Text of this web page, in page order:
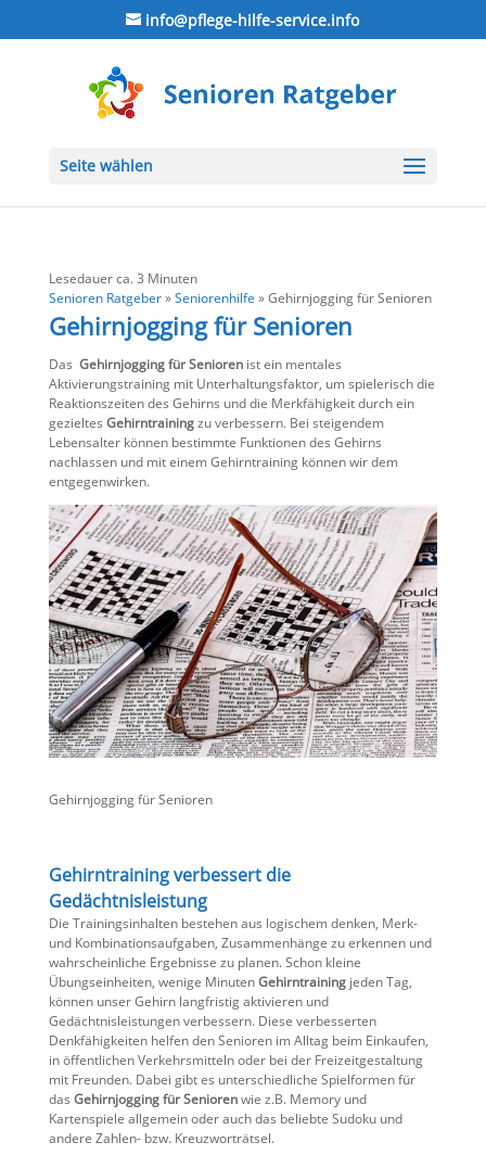
info@pflege-hilfe-service.info
Seite wählen
Lesedauer ca.3 Minuten
Senioren Ratgeber»Seniorenhilfe »Gehirnjogging für Senioren
Gehirnjogging für Senioren
Das Gehirnjogging für Seniorenist ein mentales
Aktivierungstraining mit Unterhaltungsfaktor, um spielerisch die
Reaktionszeiten des Gehirns und die Merkfähigkeit durch ein
gezieltes Gehirntrainingzu verbessern. Bei steigendem
Lebensalter können bestimmte Funktionen des Gehirns
nachlassen und mit einem Gehirntraining können wir dem
entgegenwirken.
Gehirnjogging für Senioren
Gehirntraining verbessert die
Gedächtnisleistung
Die Trainingsinhalten bestehen aus logischem denken, Merk-
und Kombinationsaufgaben, Zusammenhänge zu erkennen und
wahrscheinliche Ergebnisse zu planen. Schon kleine
Übungseinheiten, wenige MinutenGehirntrainingjeden Tag,
können unser Gehirn langfristig aktivieren und
Gedächtnisleistungen verbessern. Diese verbesserten
Denkfähigkeiten helfen den Senioren im Alltag beim Einkaufen,
in öffentlichen Verkehrsmitteln oder bei der Freizeitgestaltung
mit Freunden. Dabei gibt es unterschiedliche Spielformen für
das Gehirnjogging für Seniorenwie z.B. Memory und
Kartenspiele allgemein oder auch das beliebte Sudoku und
andere Zahlen- bzw. Kreuzworträtsel.